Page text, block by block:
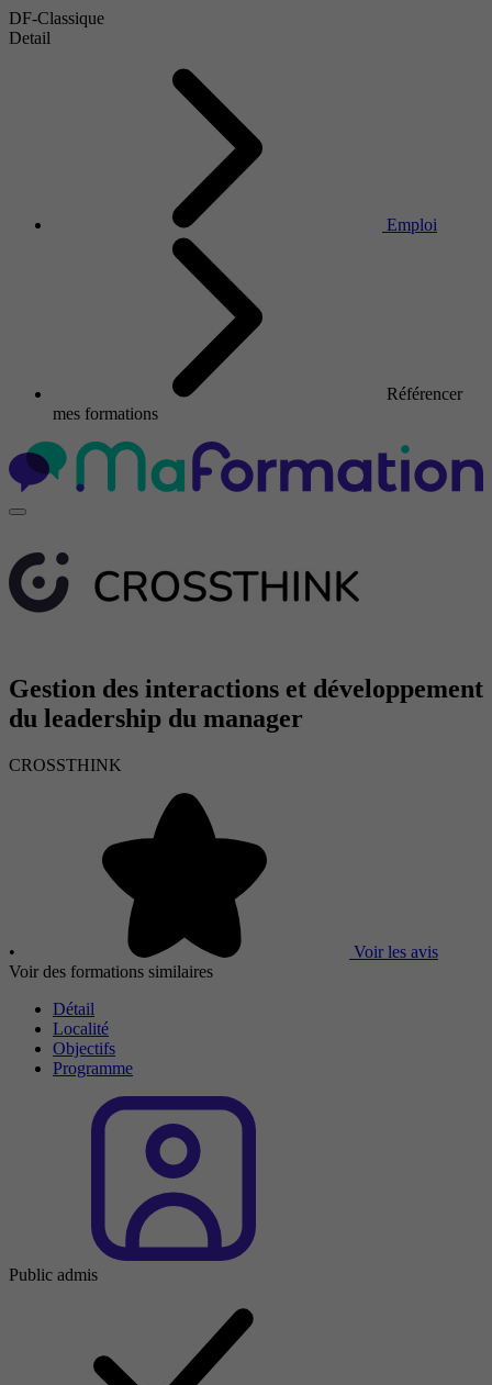
DF-Classique
Detail
Emploi
Référencer
mes formations
Gestion des interactions et développement
du leadership du manager
CROSSTHINK
•
Voir les avis
Voir des formations similaires
Détail
Localité
Objectifs
Programme
Public admis